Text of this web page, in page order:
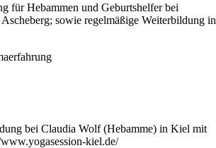
für Hebammen und Geburtshelfer bei
sowie regelmäßige Weiterbildung in
bei Claudia Wolf (Hebamme) in Kiel mit
kiel.de/